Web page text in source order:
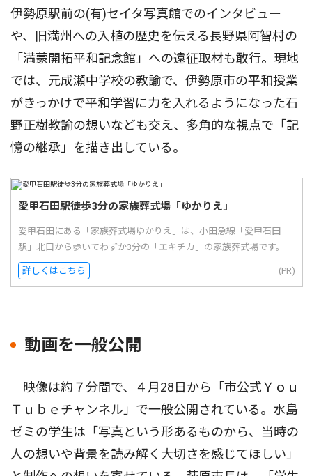
伊勢原駅前の(有)セイタ写真館でのインタビュー
や、旧満州への入植の歴史を伝える長野県阿智村の
「満蒙開拓平和記念館」への遠征取材も敢行。現地
では、元成瀬中学校の教諭で、伊勢原市の平和授業
がきっかけで平和学習に力を入れるようになった石
野正樹教諭の想いなども交え、多角的な視点で「記
憶の継承」を描き出している。
愛甲石田駅徒歩3分の家族葬式場「ゆかりえ」
愛甲石田にある「家族葬式場ゆかりえ」は、小田急線「愛甲石田
駅」北口から歩いてわずか3分の「エキチカ」の家族葬式場です。
詳しくはこちら (PR)
動画を一般公開
映像は約７分間で、４月28日から「市公式Ｙｏｕ
Ｔｕｂｅチャンネル」で一般公開されている。水島
ゼミの学生は「写真という形あるものから、当時の
人の想いや背景を読み解く大切さを感じてほしい」